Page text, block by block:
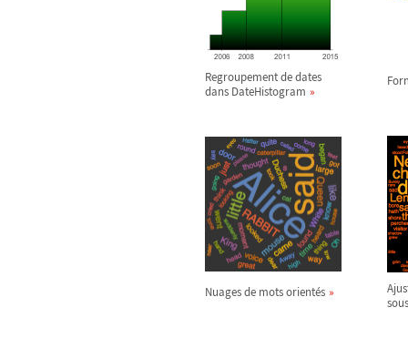
Regroupement de dates
dans DateHistogram
Nuages de mots orientés